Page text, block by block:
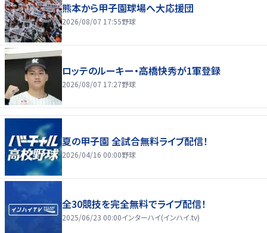
熊本から甲子園球場へ大応援団
2026/08/07 17:55野球
ロッテのルーキー・高橋快秀が1軍登録
2026/08/07 17:27野球
夏の甲子園 全試合無料ライブ配信！
2026/04/16 00:00野球
全30競技を完全無料でライブ配信！
2025/06/23 00:00インターハイ(インハイ.tv)